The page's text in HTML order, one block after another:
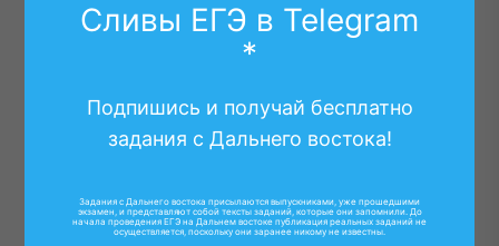
Вариант №4
Сливы ЕГЭ в Telegram
*
Подпишись и получай бесплатно
задания с Дальнего востока!
Задания с Дальнего востока присылаются выпускниками, уже прошедшими
экзамен, и представляют собой тексты заданий, которые они запомнили. До
начала проведения ЕГЭ на Дальнем востоке публикация реальных заданий не
осуществляется, поскольку они заранее никому не известны.